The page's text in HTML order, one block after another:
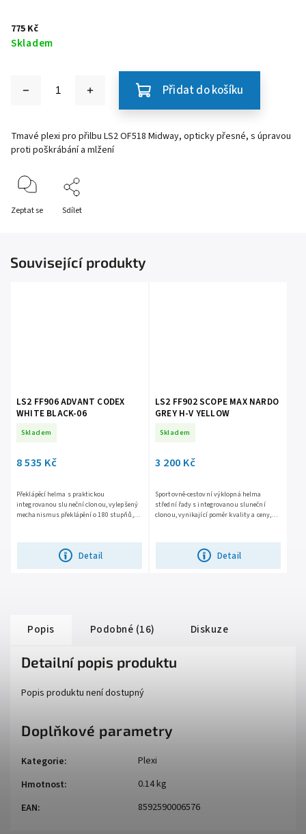
775 Kč
Skladem
Přidat do košíku
Tmavé plexi pro přilbu LS2 OF518 Midway, opticky přesné, s úpravou
proti poškrábání a mlžení
Zeptat se Sdílet
Související produkty
LS2 FF906 ADVANT CODEX
WHITE BLACK-06
Skladem
8 535 Kč
Detail
Překlápěcí helma s praktickou
integrovanou sluneční clonou, vylepšený
mechanismus překlápění o 180 stupňů,
LS2 FF902 SCOPE MAX NARDO
GREY H-V YELLOW
Skladem
3 200 Kč
Detail
Sportovně-cestovní výklopná helma
střední řady s integrovanou sluneční
clonou, vynikající poměr kvality a ceny,
Popis Podobné (16) Diskuze
Detailní popis produktu
Popis produktu není dostupný
Doplňkové parametry
Kategorie:
Plexi
Hmotnost:
0.14 kg
EAN: 8592590006576